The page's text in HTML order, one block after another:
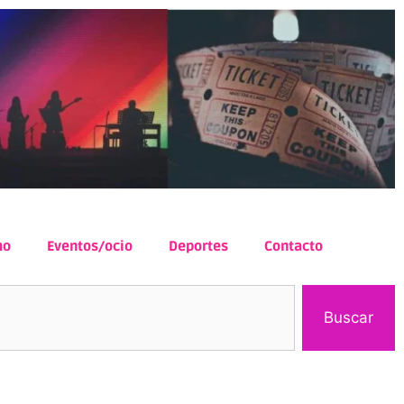
Eventos/ocio Deportes Contacto
Buscar